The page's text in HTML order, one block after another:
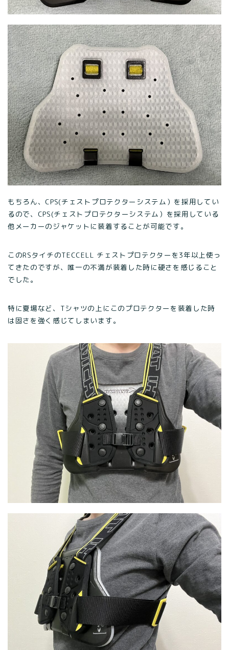
もちろん、CPS(チェストプロテクターシステム）を採用してい
るので、CPS(チェストプロテクターシステム）を採用している
他メーカーのジャケットに装着することが可能です。
このRSタイチのTECCELL チェストプロテクターを3年以上使っ
てきたのですが、唯一の不満が装着した時に硬さを感じること
でした。
特に夏場など、Tシャツの上にこのプロテクターを装着した時
は固さを強く感じてしまいます。